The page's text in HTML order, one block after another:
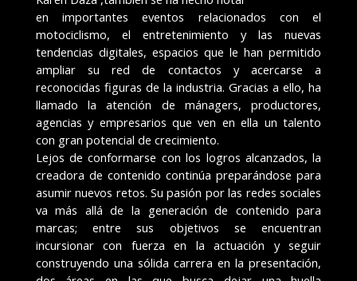
en importantes eventos relacionados con el
motociclismo, el entretenimiento y las nuevas
tendencias digitales, espacios que le han permitido
ampliar su red de contactos y acercarse a
reconocidas figuras de la industria. Gracias a ello, ha
llamado la atención de mánagers, productores,
agencias y empresarios que ven en ella un talento
con gran potencial de crecimiento.
Lejos de conformarse con los logros alcanzados, la
creadora de contenido continúa preparándose para
asumir nuevos retos. Su pasión por las redes sociales
va más allá de la generación de contenido para
marcas; entre sus objetivos se encuentran
incursionar con fuerza en la actuación y seguir
construyendo una sólida carrera en la presentación,